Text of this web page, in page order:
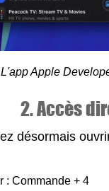
L'app Apple
2. Accès
désormais
: Commande + 4